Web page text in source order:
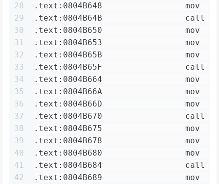
28
29
30
31
32
33
34
35
36
37
38
39
40
41
42
.text:0804B648                 mov
.text:0804B64B                 call
.text:0804B650                 mov
.text:0804B653                 mov
.text:0804B65B                 mov
.text:0804B65F                 call
.text:0804B664                 mov
.text:0804B66A                 mov
.text:0804B66D                 mov
.text:0804B670                 call
.text:0804B675                 mov
.text:0804B678                 mov
.text:0804B680                 mov
.text:0804B684                 call
.text:0804B689                 mov